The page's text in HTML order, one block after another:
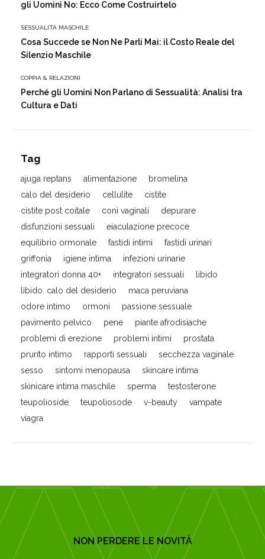
gli Uomini No: Ecco Come Costruirtelo
SESSUALITÀ MASCHILE
Cosa Succede se Non Ne Parli Mai: il Costo Reale del
Silenzio Maschile
COPPIA & RELAZIONI
Perché gli Uomini Non Parlano di Sessualità: Analisi tra
Cultura e Dati
Tag
ajuga reptans alimentazione
bromelina
calo del desiderio
cellulite
cistite
cistite post coitale
coni vaginali
depurare
disfunzioni sessuali
eiaculazione precoce
equilibrio ormonale
fastidi intimi
fastidi urinari
griffonia
igiene intima
infezioni urinarie
integratori donna 40+
integratori sessuali
libido
libido. calo del desiderio
maca peruviana
odore intimo
ormoni
passione sessuale
pavimento pelvico
pene
piante afrodisiache
problemi di erezione
problemi intimi
prostata
prurito intimo
rapporti sessuali
secchezza vaginale
sesso
sintomi menopausa
skincare intima
skinicare intima maschile
sperma
testosterone
teupolioside
teupoliosode v-beauty
vampate
viagra
NON PERDERE LE NOVITÀ